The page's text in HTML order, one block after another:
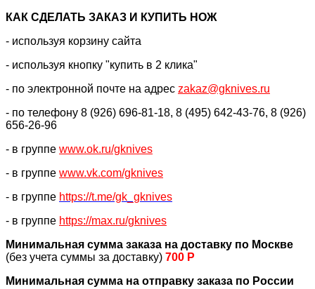
КАК CДЕЛАТЬ ЗАКАЗ И КУПИТЬ НОЖ
- используя корзину сайта
- используя кнопку "купить в 2 клика"
- по электронной почте на адрес zakaz@gknives.ru
- по телефону 8 (926) 696-81-18, 8 (495) 642-43-76, 8 (926)
656-26-96
- в группе www.ok.ru/gknives
- в группе www.vk.com/gknives
- в группе https://t.me/gk_gknives
- в группе https://max.ru/gknives
Минимальная сумма заказа на доставку по Москве
(без учета суммы за доставку) 700 Р
Минимальная сумма на отправку заказа по России